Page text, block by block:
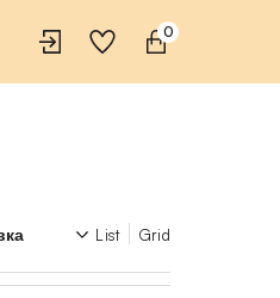
0
List Grid